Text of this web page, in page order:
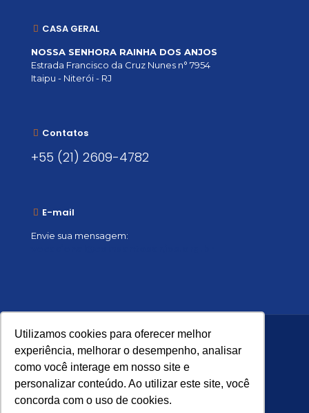
Utilizamos cookies para oferecer melhor
experiência, melhorar o desempenho, analisar
como você interage em nosso site e
personalizar conteúdo. Ao utilizar este site, você
concorda com o uso de cookies.
CASA GERAL
NOSSA SENHORA RAINHA DOS ANJOS
Estrada Francisco da Cruz Nunes n° 7954
Itaipu - Niterói - RJ
Contatos
+55 (21) 2609-4782
E-mail
Envie sua mensagem: